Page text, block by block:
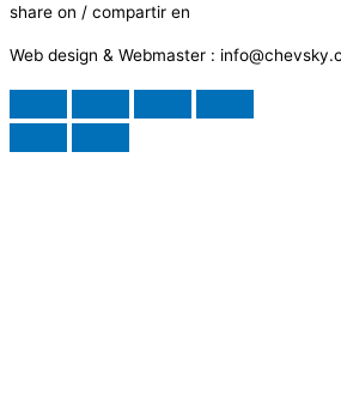
share on / compartir en
Web design & Webmaster :